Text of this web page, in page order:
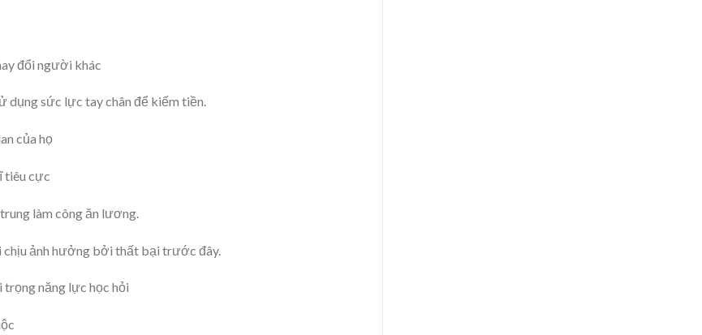
đổi người khác
dụng sức lực tay chân để kiếm tiền.
của họ
tiêu cực
làm công ăn lương.
ảnh hưởng bởi thất bại trước đây.
năng lực học hỏi